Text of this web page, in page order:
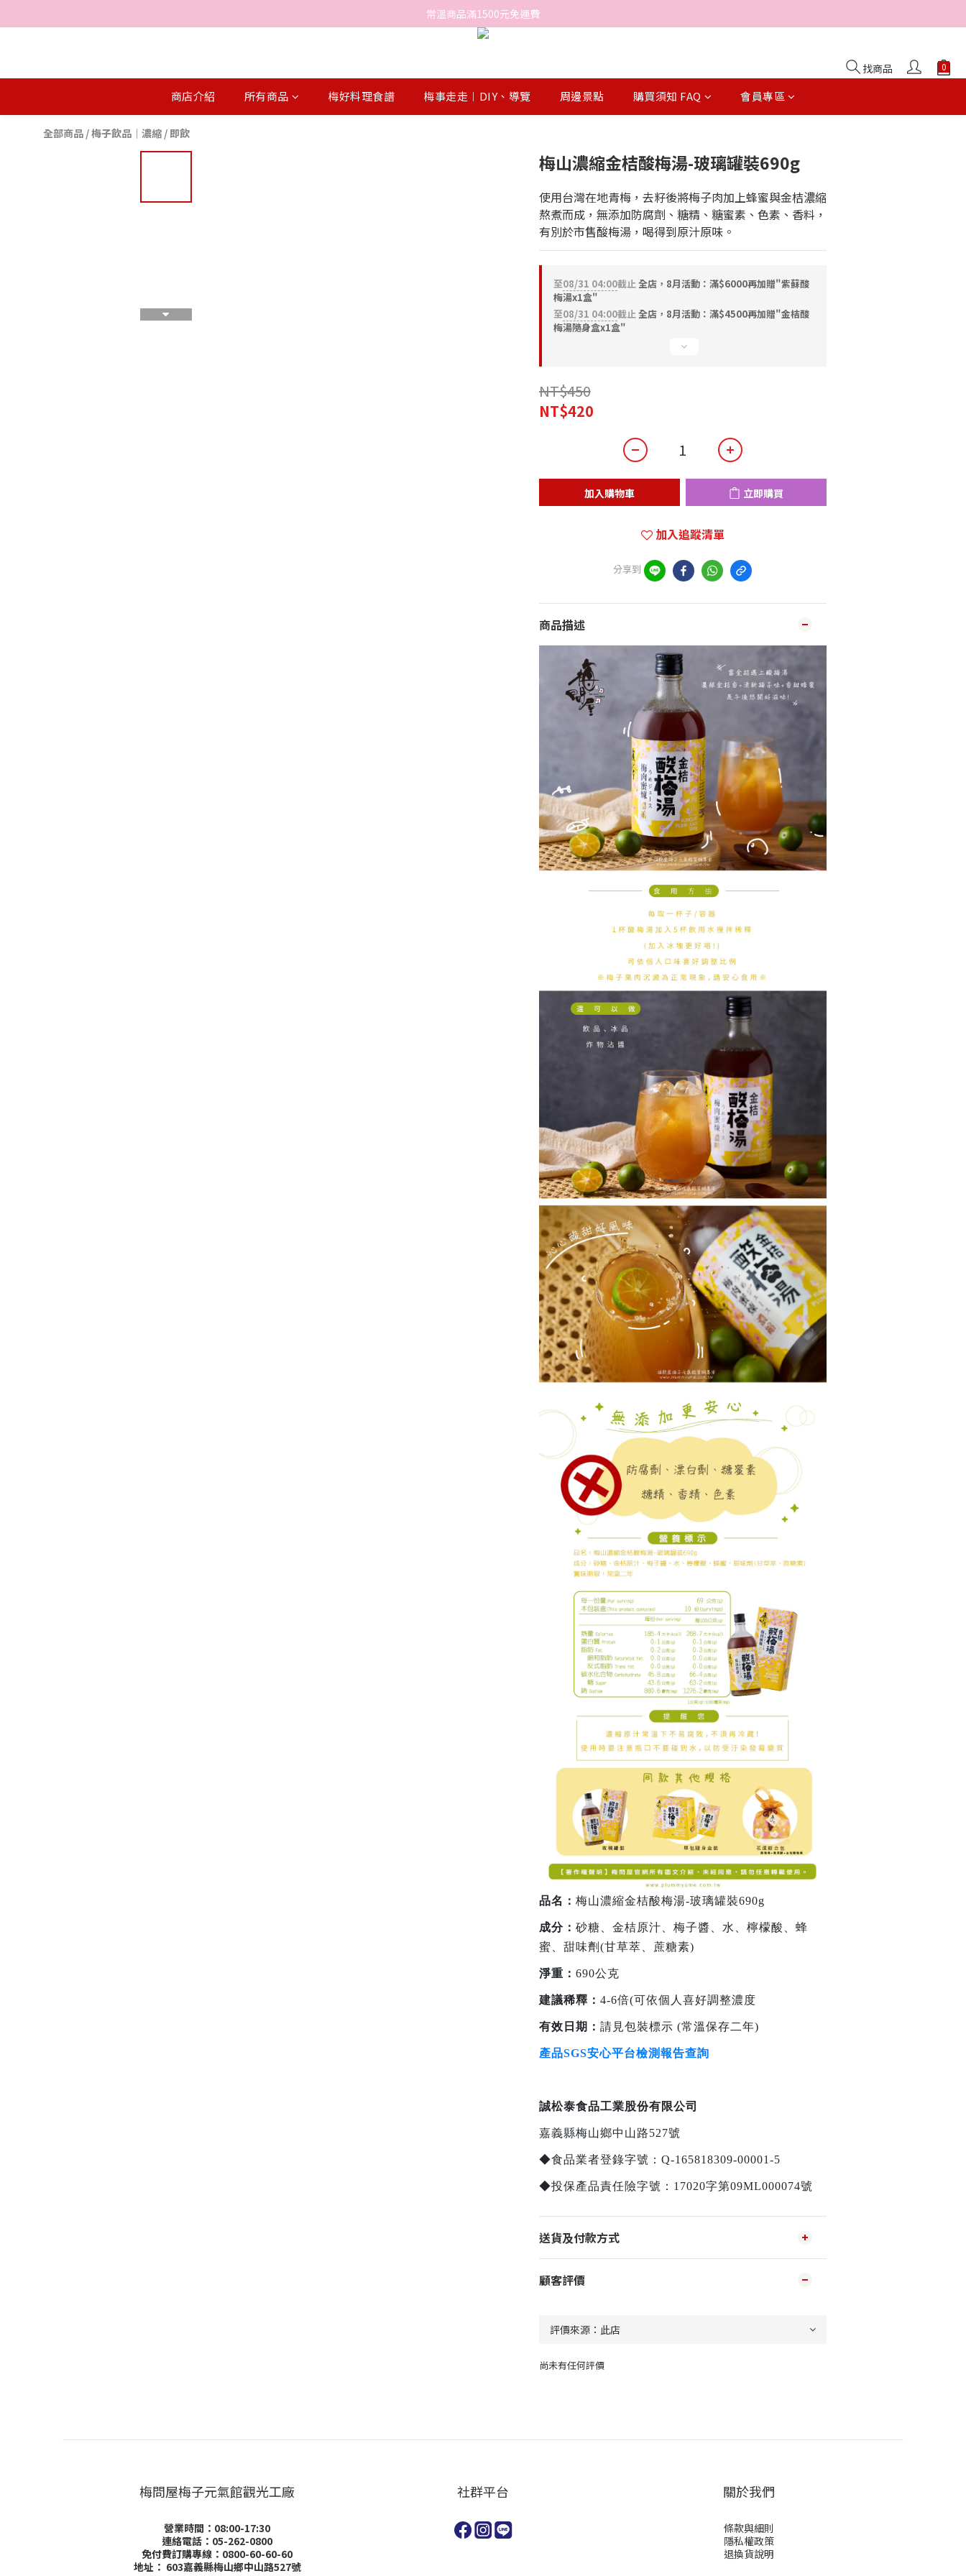
常溫商品滿1500元免運費
找商品
商店介紹 所有商品 梅好料理食譜 梅事走走︱DIY、導覽 周邊景點 購買須知 FAQ 會員專區
全部商品 /梅子飲品｜濃縮 / 即飲
梅山濃縮金桔酸梅湯-玻璃罐裝690g
使用台灣在地青梅，去籽後將梅子肉加上蜂蜜與金桔濃縮
熬煮而成，無添加防腐劑、糖精、糖蜜素、色素、香料，
有別於市售酸梅湯，喝得到原汁原味。
至08/31 04:00截止全店，8月活動：滿$6000再加贈"紫蘇酸
梅湯x1盒"
至08/31 04:00截止全店，8月活動：滿$4500再加贈"金桔酸
梅湯隨身盒x1盒"
NT$450
NT$420
加入購物車 立即購買
加入追蹤清單
分享到
商品描述
品名： 梅山濃縮金桔酸梅湯-玻璃罐裝690g
成分： 砂糖、金桔原汁、梅子醬、水、檸檬酸、蜂
蜜、甜味劑(甘草萃、蔗糖素)
淨重： 690公克
建議稀釋： 4-6倍(可依個人喜好調整濃度
有效日期： 請見包裝標示 (常溫保存二年)
產品SGS安心平台檢測報告查詢
誠松泰食品工業股份有限公司
嘉義縣梅山鄉中山路527號
◆食品業者登錄字號：Q-165818309-00001-5
◆投保產品責任險字號：17020字第09ML000074號
送貨及付款方式
顧客評價
尚未有任何評價
梅問屋梅子元氣館觀光工廠
營業時間：08:00-17:30
連絡電話：05-262-0800
免付費訂購專線：0800-60-60-60
地址： 603嘉義縣梅山鄉中山路527號
社群平台 關於我們
條款與細則
隱私權政策
退換貨說明